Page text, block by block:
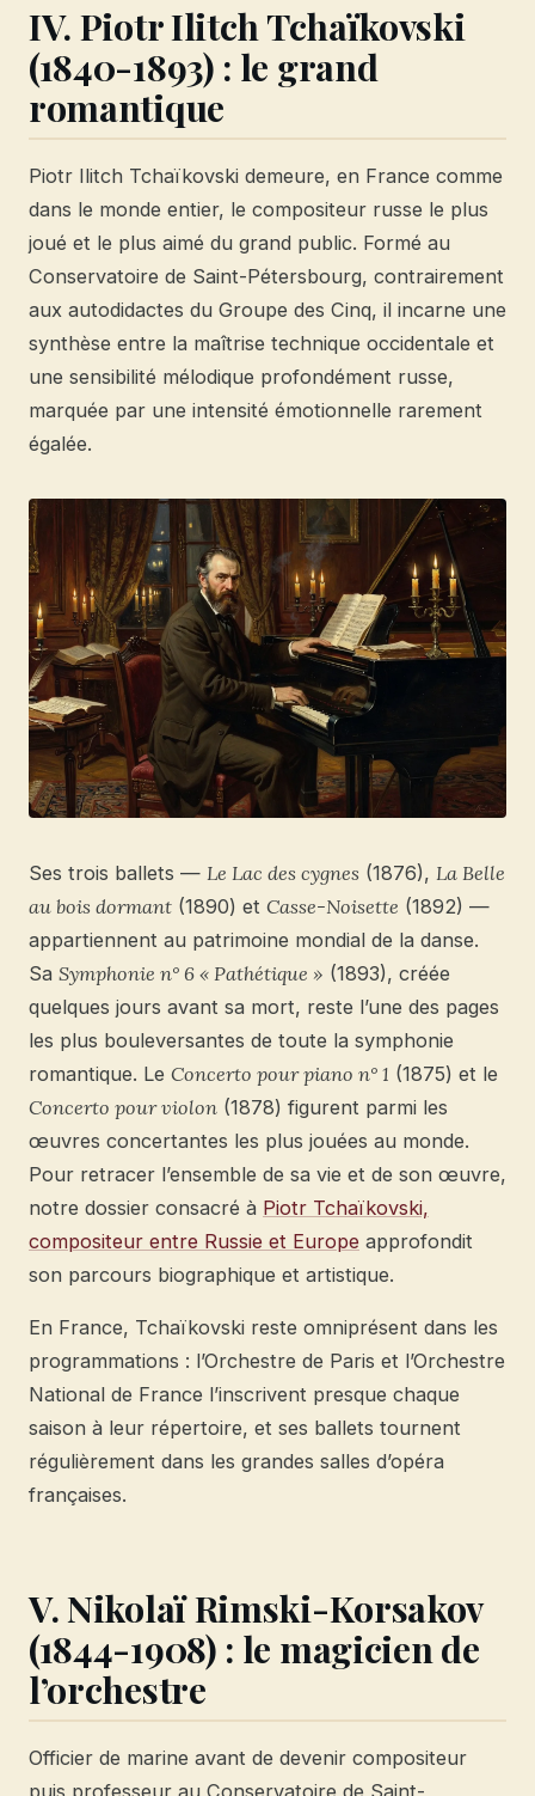
IV. Piotr Ilitch Tchaïkovski
(1840-1893) : le grand
romantique
Piotr Ilitch Tchaïkovski demeure, en France comme
dans le monde entier, le compositeur russe le plus
joué et le plus aimé du grand public. Formé au
Conservatoire de Saint-Pétersbourg, contrairement
aux autodidactes du Groupe des Cinq, il incarne une
synthèse entre la maîtrise technique occidentale et
une sensibilité mélodique profondément russe,
marquée par une intensité émotionnelle rarement
égalée.
Ses trois ballets — Le Lac des cygnes (1876), La Belle
au bois dormant (1890) et Casse-Noisette (1892) —
appartiennent au patrimoine mondial de la danse.
Sa Symphonie n° 6 « Pathétique » (1893), créée
quelques jours avant sa mort, reste l’une des pages
les plus bouleversantes de toute la symphonie
romantique. Le Concerto pour piano n° 1 (1875) et le
Concerto pour violon (1878) figurent parmi les
œuvres concertantes les plus jouées au monde.
Pour retracer l’ensemble de sa vie et de son œuvre,
notre dossier consacré à Piotr Tchaïkovski,
compositeur entre Russie et Europe approfondit
son parcours biographique et artistique.
En France, Tchaïkovski reste omniprésent dans les
programmations : l’Orchestre de Paris et l’Orchestre
National de France l’inscrivent presque chaque
saison à leur répertoire, et ses ballets tournent
régulièrement dans les grandes salles d’opéra
françaises.
V. Nikolaï Rimski-Korsakov
(1844-1908) : le magicien de
l’orchestre
Officier de marine avant de devenir compositeur
puis professeur au Conservatoire de Saint-